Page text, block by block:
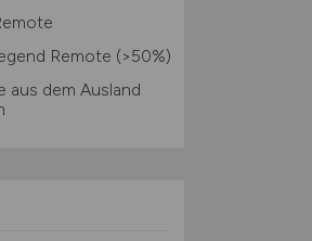
Remote (>50%)
aus dem Ausland